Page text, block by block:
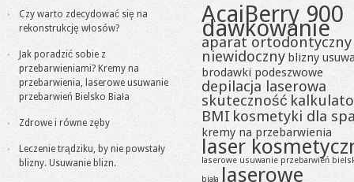
Czy warto zdecydować się na
rekonstrukcję włosów?
Jak poradzić sobie z
przebarwieniami? Kremy na
przebarwienia, laserowe usuwanie
przebarwień Bielsko Biała
Zdrowe i równe zęby
Leczenie trądziku, by nie powstały
blizny. Usuwanie blizn.
AcaiBerry 900
dawkowanie
aparat ortodontyczny
niewidoczny blizny
brodawki podeszwowe
depilacja laserowa
skuteczność
BMI kosmetyki dla
kremy na przebarwienia
laser
laserowe usuwanie przebarwień
biała laserowe